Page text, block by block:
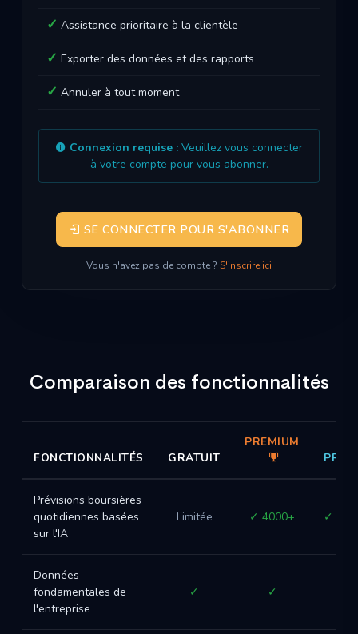
Assistance prioritaire à la clientèle
Exporter des données et des rapports
Annuler à tout moment
Connexion requise : Veuillez vous connecter
à votre compte pour vous abonner.
SE CONNECTER POUR S'ABONNER
Vous n'avez pas de compte ? S'inscrire ici
Comparaison des fonctionnalités
FONCTIONNALITÉS GRATUIT
PREMIUM
PRO
Prévisions boursières
quotidiennes basées
sur l'IA
Limitée ✓ 4000+ ✓
Données
fondamentales de
l'entreprise
✓ ✓